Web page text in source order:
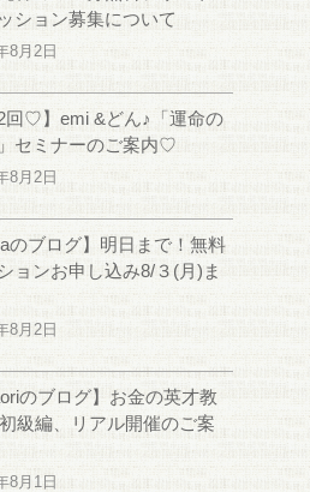
ション募集について
8月2日
2回♡】emi &どん♪「運命の
セミナーのご案内♡
8月2日
のブログ】明日まで！無料
ョンお申し込み8/３(月)ま
8月2日
のブログ】お金の英才教
初級編、リアル開催のご案
8月1日